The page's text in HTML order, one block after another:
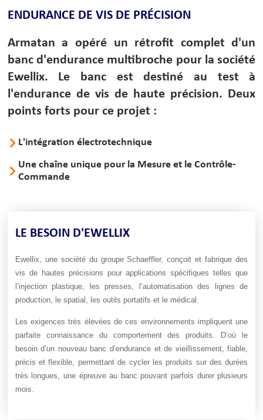
ENDURANCE DE VIS DE PRÉCISION
Armatan a opéré un rétrofit complet d'un
banc d'endurance multibroche pour la société
Ewellix. Le banc est destiné au test à
l'endurance de vis de haute précision. Deux
points forts pour ce projet :
L'intégration électrotechnique
Une chaîne unique pour la Mesure et le Contrôle-
Commande
LE BESOIN D'EWELLIX
Ewellix, une société du groupe Schaeffler, conçoit et fabrique des
vis de hautes précisions pour applications spécifiques telles que
l’injection plastique, les presses, l’automatisation des lignes de
production, le spatial, les outils portatifs et le médical.
Les exigences très élevées de ces environnements impliquent une
parfaite connaissance du comportement des produits. D’où le
besoin d’un nouveau banc d’endurance et de vieillissement, fiable,
précis et flexible, permettant de cycler les produits sur des durées
très longues, une épreuve au banc pouvant parfois durer plusieurs
mois.